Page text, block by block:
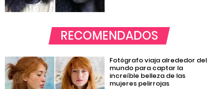
RECOMENDADOS
Fotógrafo viaja alrededor del
mundo para captar la
increíble belleza de las
mujeres pelirrojas